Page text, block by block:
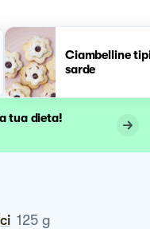
Ciambelline
sarde
tua dieta!
125 g